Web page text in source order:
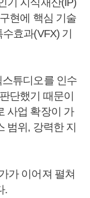
기 지식재산(IP)
현에 핵심 기술
효과(VFX) 기
튜디오를 인수
단했기 때문이
사업 확장이 가
범위, 강력한 지
가 이어져 펼쳐
.